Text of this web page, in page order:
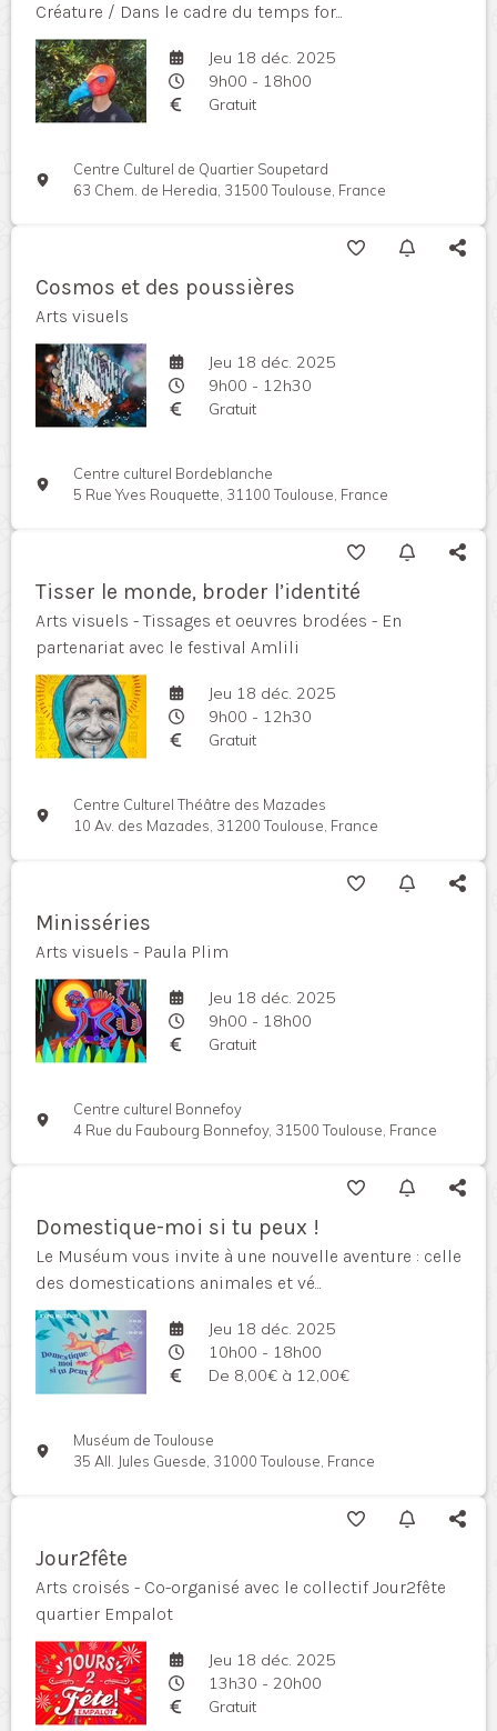
Créature / Dans le cadre du temps for...
Jeu 18 déc. 2025
9h00 - 18h00
Gratuit
Centre Culturel de Quartier Soupetard
63 Chem. de Heredia, 31500 Toulouse, France
Cosmos et des poussières
Arts visuels
Jeu 18 déc. 2025
9h00 - 12h30
Gratuit
Centre culturel Bordeblanche
5 Rue Yves Rouquette, 31100 Toulouse, France
Tisser le monde, broder l’identité
Arts visuels - Tissages et oeuvres brodées - En
partenariat avec le festival Amlili
Jeu 18 déc. 2025
9h00 - 12h30
Gratuit
Centre Culturel Théâtre des Mazades
10 Av. des Mazades, 31200 Toulouse, France
Minisséries
Arts visuels - Paula Plim
Jeu 18 déc. 2025
9h00 - 18h00
Gratuit
Centre culturel Bonnefoy
4 Rue du Faubourg Bonnefoy, 31500 Toulouse, France
Domestique-moi si tu peux !
Le Muséum vous invite à une nouvelle aventure : celle
des domestications animales et vé...
Jeu 18 déc. 2025
10h00 - 18h00
De 8,00€ à 12,00€
Muséum de Toulouse
35 All. Jules Guesde, 31000 Toulouse, France
Jour2fête
Arts croisés - Co-organisé avec le collectif Jour2fête
quartier Empalot
Jeu 18 déc. 2025
13h30 - 20h00
Gratuit